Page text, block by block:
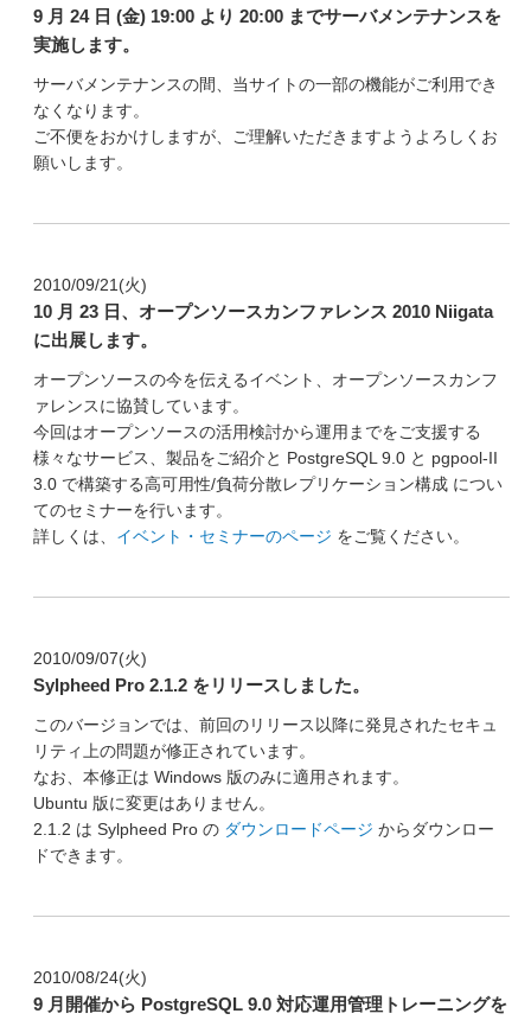
9 月 24 日 (金) 19:00 より 20:00 までサーバメンテナンスを
実施します。
サーバメンテナンスの間、当サイトの一部の機能がご利用でき
なくなります。
ご不便をおかけしますが、ご理解いただきますようよろしくお
願いします。
2010/09/21(火)
10 月 23 日、オープンソースカンファレンス 2010 Niigata
に出展します。
オープンソースの今を伝えるイベント、オープンソースカンフ
ァレンスに協賛しています。
今回はオープンソースの活用検討から運用までをご支援する
様々なサービス、製品をご紹介と PostgreSQL 9.0 と pgpool-II
3.0 で構築する高可用性/負荷分散レプリケーション構成 につい
てのセミナーを行います。
詳しくは、 イベント・セミナーのページ をご覧ください。
2010/09/07(火)
Sylpheed Pro 2.1.2 をリリースしました。
このバージョンでは、前回のリリース以降に発見されたセキュ
リティ上の問題が修正されています。
なお、本修正は Windows 版のみに適用されます。
Ubuntu 版に変更はありません。
2.1.2 は Sylpheed Pro の ダウンロードページ からダウンロー
ドできます。
2010/08/24(火)
9 月開催から PostgreSQL 9.0 対応運用管理トレーニングを